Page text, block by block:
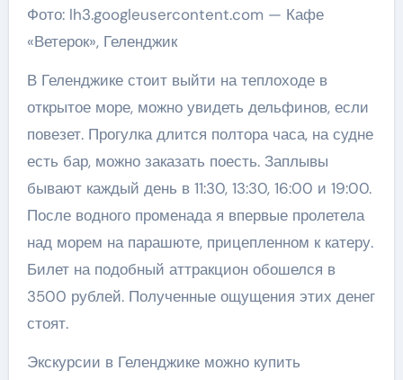
Фото: lh3.googleusercontent.com — Кафе
«Ветерок», Геленджик
В Геленджике стоит выйти на теплоходе в
открытое море, можно увидеть дельфинов, если
повезет. Прогулка длится полтора часа, на судне
есть бар, можно заказать поесть. Заплывы
бывают каждый день в 11:30, 13:30, 16:00 и 19:00.
После водного променада я впервые пролетела
над морем на парашюте, прицепленном к катеру.
Билет на подобный аттракцион обошелся в
3500 рублей. Полученные ощущения этих денег
стоят.
Экскурсии в Геленджике можно купить